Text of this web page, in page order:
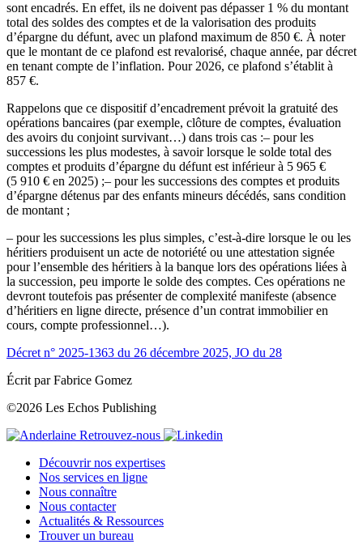
sont encadrés. En effet, ils ne doivent pas dépasser 1 % du montant
total des soldes des comptes et de la valorisation des produits
d’épargne du défunt, avec un plafond maximum de 850 €. À noter
que le montant de ce plafond est revalorisé, chaque année, par décret
en tenant compte de l’inflation. Pour 2026, ce plafond s’établit à
857 €.
Rappelons que ce dispositif d’encadrement prévoit la gratuité des
opérations bancaires (par exemple, clôture de comptes, évaluation
des avoirs du conjoint survivant…) dans trois cas :– pour les
successions les plus modestes, à savoir lorsque le solde total des
comptes et produits d’épargne du défunt est inférieur à 5 965 €
(5 910 € en 2025) ;– pour les successions des comptes et produits
d’épargne détenus par des enfants mineurs décédés, sans condition
de montant ;
– pour les successions les plus simples, c’est-à-dire lorsque le ou les
héritiers produisent un acte de notoriété ou une attestation signée
pour l’ensemble des héritiers à la banque lors des opérations liées à
la succession, peu importe le solde des comptes. Ces opérations ne
devront toutefois pas présenter de complexité manifeste (absence
d’héritiers en ligne directe, présence d’un contrat immobilier en
cours, compte professionnel…).
Décret n° 2025-1363 du 26 décembre 2025, JO du 28
Écrit par Fabrice Gomez
©2026 Les Echos Publishing
Retrouvez-nous
Découvrir nos expertises
Nos services en ligne
Nous connaître
Nous contacter
Actualités & Ressources
Trouver un bureau